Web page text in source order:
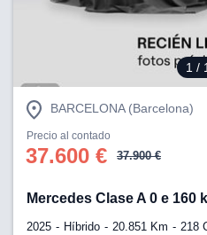
1 /
BARCELONA (Barcelona)
Precio al contado
37.600 € 37.900 €
Mercedes Clase A 0 e 160
2025 Híbrido 20.851 Km 218